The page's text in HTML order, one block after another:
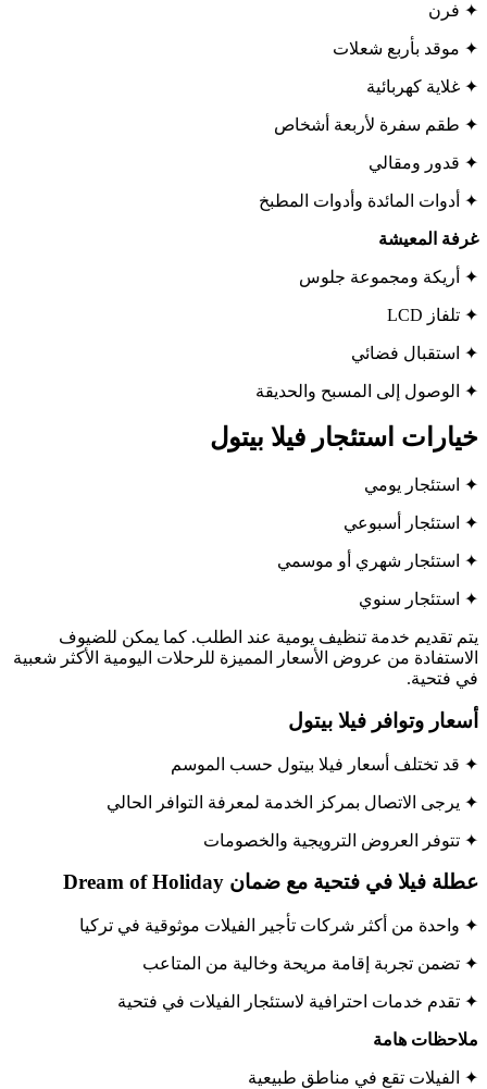
✦ فرن
✦ موقد بأربع شعلات
✦ غلاية كهربائية
✦ طقم سفرة لأربعة أشخاص
✦ قدور ومقالي
✦ أدوات المائدة وأدوات المطبخ
غرفة المعيشة
✦ أريكة ومجموعة جلوس
✦ تلفاز LCD
✦ استقبال فضائي
✦ الوصول إلى المسبح والحديقة
خيارات استئجار فيلا بيتول
✦ استئجار يومي
✦ استئجار أسبوعي
✦ استئجار شهري أو موسمي
✦ استئجار سنوي
يتم تقديم خدمة تنظيف يومية عند الطلب. كما يمكن للضيوف
الاستفادة من عروض الأسعار المميزة للرحلات اليومية الأكثر شعبية
في فتحية.
أسعار وتوافر فيلا بيتول
✦ قد تختلف أسعار فيلا بيتول حسب الموسم
✦ يرجى الاتصال بمركز الخدمة لمعرفة التوافر الحالي
✦ تتوفر العروض الترويجية والخصومات
عطلة فيلا في فتحية مع ضمان Dream of Holiday
✦ واحدة من أكثر شركات تأجير الفيلات موثوقية في تركيا
✦ تضمن تجربة إقامة مريحة وخالية من المتاعب
✦ تقدم خدمات احترافية لاستئجار الفيلات في فتحية
ملاحظات هامة
✦ الفيلات تقع في مناطق طبيعية